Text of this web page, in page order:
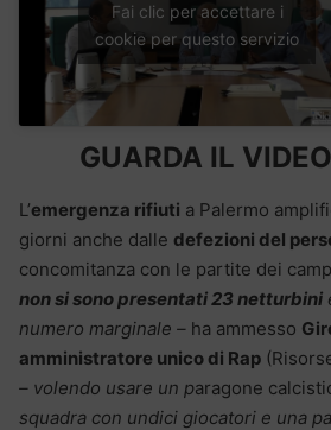
Fai clic per accettare i
cookie per questo servizio
GUARDA IL
L’emergenza rifiuti a Palermo
giorni anche dalle defezioni del
concomitanza con le partite dei
non si sono presentati 23 netturbini
numero marginale – ha ammesso
amministratore unico di Rap
– volendo usare un paragone
squadra con undici giocatori e una